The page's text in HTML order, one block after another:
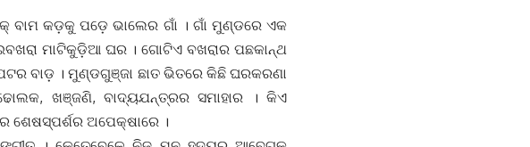
ବାମ କଡ଼କୁ ପଡ଼େ ଭାଲେର ଗାଁ । ଗାଁ ମୁଣ୍ଡରେ ଏକ
ମାଟିକୁଡ଼ିଆ ଘର । ଗୋଟିଏ ବଖରାର ପଛକାନ୍ଥ
ବାଡ଼ । ମୁଣ୍ଡଗୁଞ୍ଜା ଛାତ ଭିତରେ କିଛି ଘରକରଣା
ଖଞ୍ଜଣି, ବାଦ୍ୟଯନ୍ତ୍ରର ସମାହାର । କିଏ
ଶେଷସ୍ପର୍ଶର ଅପେକ୍ଷାରେ ।